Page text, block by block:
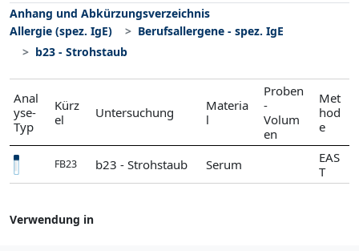
Anhang und Abkürzungsverzeichnis
Allergie (spez. IgE)
Berufsallergene - spez. IgE
b23 - Strohstaub
Anal
yse-
Typ
Kürz
el
Untersuchung
Materia
l
Proben
-
Volum
en
Met
hod
e
FB23 b23 - Strohstaub Serum
EAS
T
Verwendung in